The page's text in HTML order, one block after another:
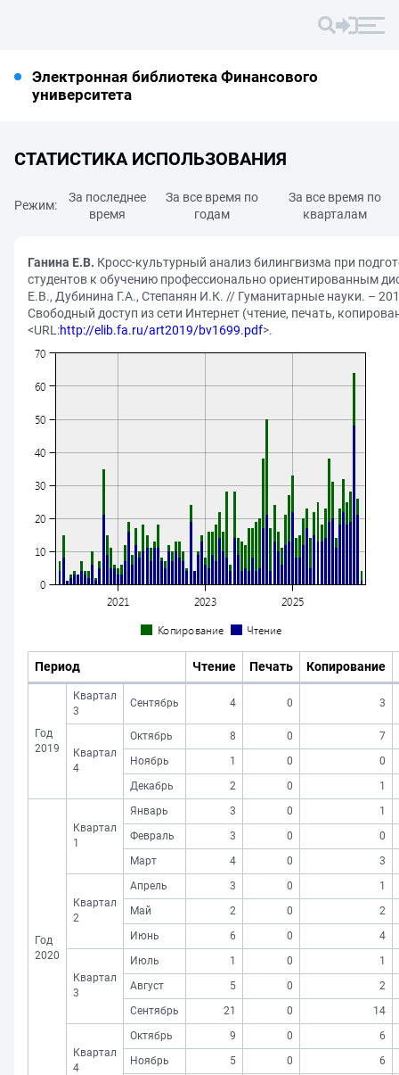
Электронная библиотека Финансового
университета
СТАТИСТИКА ИСПОЛЬЗОВАНИЯ
Режим:
За последнее
время
За все время по
годам
За все время по
кварталам
Ганина Е.В. Кросс-культурный анализ билингвизма при
студентов к обучению профессионально ориентированным
Е.В., Дубинина Г.А., Степанян И.К. // Гуманитарные науки. –
Свободный доступ из сети Интернет (чтение, печать,
<URL:http://elib.fa.ru/art2019/bv1699.pdf>.
Период Чтение Печать Копирование
Год
2019
Квартал
3
Сентябрь 4 0 3
Квартал
4
Октябрь 8 0
7
Ноябрь
1 0
0
Декабрь
2 0 1
Год
2020
Квартал
1
Январь 3 0
1
Февраль
3 0
0
Март
4 0 3
Квартал
2
Апрель 3 0
1
Май
2 0
2
Июнь
6 0 4
Квартал
3
Июль 1 0
1
Август
5 0
2
Сентябрь
21 0 14
Квартал
4
Октябрь 9 0
6
Ноябрь
5 0
6